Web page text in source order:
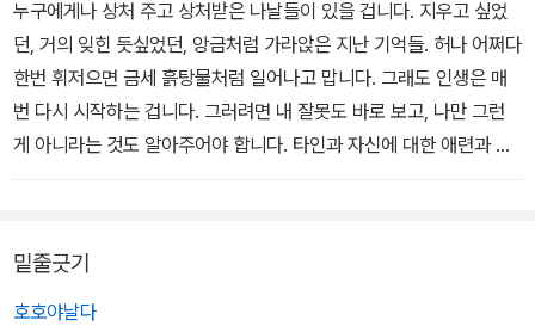
누구에게나 상처 주고 상처받은 나날들이 있을 겁니다. 지우고 싶었
던, 거의 잊힌 듯싶었던, 앙금처럼 가라앉은 지난 기억들. 허나 어쩌다
한번 휘저으면 금세 흙탕물처럼 일어나고 맙니다. 그래도 인생은 매
번 다시 시작하는 겁니다. 그러려면 내 잘못도 바로 보고, 나만 그런
게 아니라는 것도 알아주어야 합니다. 타인과 자신에 대한 애련과 연
민이 소중한 것은 그 때문입니다. 돌아누우며 신음하는 누군가의 어
믿었습니다.
밑줄긋기
호호야날다